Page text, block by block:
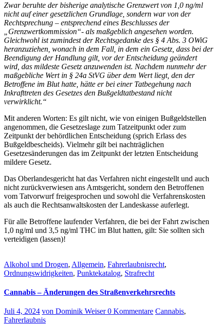
Zwar beruhte der bisherige analytische Grenzwert von 1,0 ng/ml
nicht auf einer gesetzlichen Grundlage, sondern war von der
Rechtsprechung – entsprechend eines Beschlusses der
„Grenzwertkommission“- als maßgeblich angesehen worden.
Gleichwohl ist zumindest der Rechtsgedanke des § 4 Abs. 3 OWiG
heranzuziehen, wonach in dem Fall, in dem ein Gesetz, dass bei der
Beendigung der Handlung gilt, vor der Entscheidung geändert
wird, das mildeste Gesetz anzuwenden ist. Nachdem nunmehr der
maßgebliche Wert in § 24a StVG über dem Wert liegt, den der
Betroffene im Blut hatte, hätte er bei einer Tatbegehung nach
Inkrafttreten des Gesetzes den Bußgeldtatbestand nicht
verwirklicht.“
Mit anderen Worten: Es gilt nicht, wie von einigen Bußgeldstellen
angenommen, die Gesetzeslage zum Tatzeitpunkt oder zum
Zeitpunkt der behördlichen Entscheidung (sprich Erlass des
Bußgeldbescheids). Vielmehr gilt bei nachträglichen
Gesetzesänderungen das im Zeitpunkt der letzten Entscheidung
mildere Gesetz.
Das Oberlandesgericht hat das Verfahren nicht eingestellt und auch
nicht zurückverwiesen ans Amtsgericht, sondern den Betroffenen
vom Tatvorwurf freigesprochen und sowohl die Verfahrenskosten
als auch die Rechtsanwaltskosten der Landeskasse auferlegt.
Für alle Betroffene laufender Verfahren, die bei der Fahrt zwischen
1,0 ng/ml und 3,5 ng/ml THC im Blut hatten, gilt: Sie sollten sich
verteidigen (lassen)!
Alkohol und Drogen, Allgemein, Fahrerlaubnisrecht,
Ordnungswidrigkeiten, Punktekatalog, Strafrecht
Cannabis – Änderungen des Straßenverkehrsrechts
Juli 4, 2024 von Dominik Weiser0 Kommentare Cannabis,
Fahrerlaubnis